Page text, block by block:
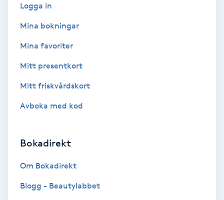
Fransrengöring
Friskvård
Friskvårdsmassage
Frisör
Funktionsanalys
Färgning
Logga in
Mina bokningar
Mina favoriter
Mitt presentkort
Mitt friskvårdskort
Avboka med kod
Bokadirekt
Om Bokadirekt
Blogg - Beautylabbet